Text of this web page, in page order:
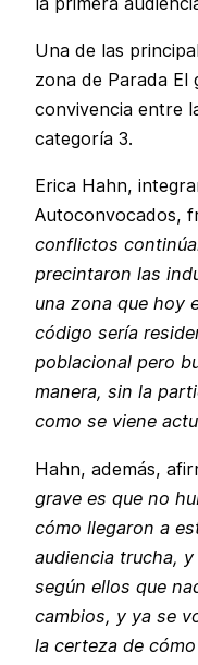
Una de las
zona de Parada El
convivencia entre
categoría 3.
Erica Hahn,
Autoconvocados,
conflictos
precintaron las
una zona que hoy
código sería
poblacional pero
manera, sin la
como se viene
Hahn, además,
grave es que no
cómo llegaron a
audiencia trucha,
según ellos que
cambios, y ya se
la certeza de